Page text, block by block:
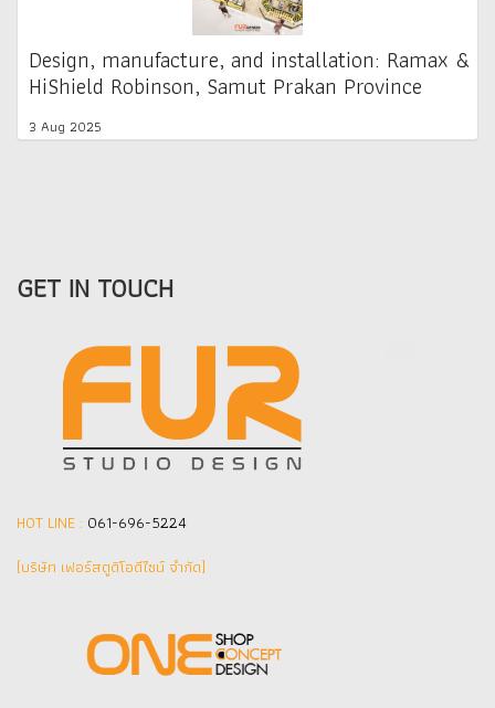
Design, manufacture, and installation: Ramax &
HiShield Robinson, Samut Prakan Province
3 Aug 2025
GET IN TOUCH
HOT LINE : 061-696-5224
(บริษัท เฟอร์สตูดิโอดีไซน์ จำกัด]